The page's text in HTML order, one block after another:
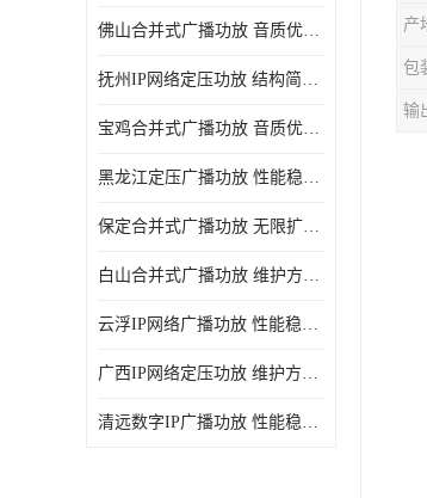
佛山合并式广播功放 音质优美清晰 输出电压大 电流小
抚州IP网络定压功放 结构简单 多应用于公共场合
宝鸡合并式广播功放 音质优美清晰 维护方便
黑龙江定压广播功放 性能稳定 无限扩容
保定合并式广播功放 无限扩容 设计结构简单
白山合并式广播功放 维护方便 多应用于公共场合
云浮IP网络广播功放 性能稳定 设计结构简单
广西IP网络定压功放 维护方便 多应用于公共场合
清远数字IP广播功放 性能稳定 传输距离远
产
包
输